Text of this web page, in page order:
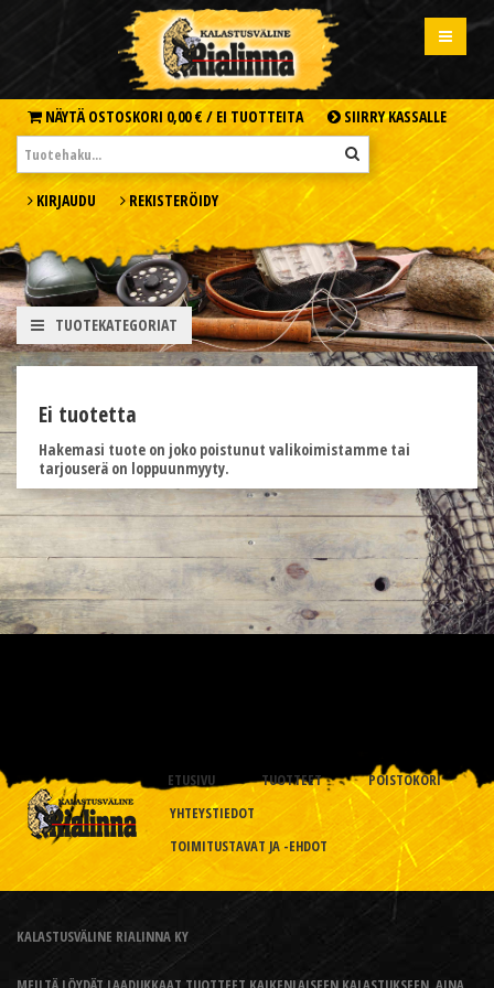
NÄYTÄ OSTOSKORI 0,00 € / EI TUOTTEITA SIIRRY KASSALLE
KIRJAUDU REKISTERÖIDY
TUOTEKATEGORIAT
Ei tuotetta
Hakemasi tuote on joko poistunut valikoimistamme tai
tarjouserä on loppuunmyyty.
ETUSIVU TUOTTEET
POISTOKORI
YHTEYSTIEDOT
TOIMITUSTAVAT JA -EHDOT
KALASTUSVÄLINE RIALINNA KY